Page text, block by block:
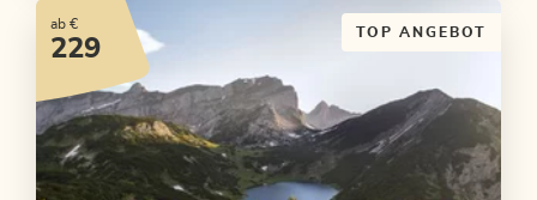
ab €
229
TOP ANGEBOT